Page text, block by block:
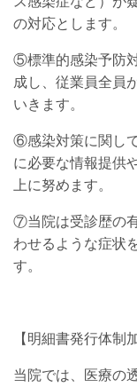
の対応とします。
⑤標準的感染予防
成し、従業員全員
いきます。
⑥感染対策に関し
に必要な情報提供
上に努めます。
⑦当院は受診歴の
わせるような症状
す。
【明細書発行体制
当院では、医療の